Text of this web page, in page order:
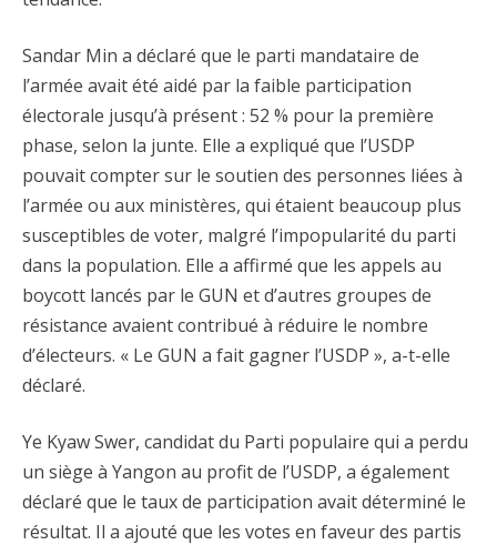
Sandar Min a déclaré que le parti mandataire de
l’armée avait été aidé par la faible participation
électorale jusqu’à présent : 52 % pour la première
phase, selon la junte. Elle a expliqué que l’USDP
pouvait compter sur le soutien des personnes liées à
l’armée ou aux ministères, qui étaient beaucoup plus
susceptibles de voter, malgré l’impopularité du parti
dans la population. Elle a affirmé que les appels au
boycott lancés par le GUN et d’autres groupes de
résistance avaient contribué à réduire le nombre
d’électeurs. « Le GUN a fait gagner l’USDP », a-t-elle
déclaré.
Ye Kyaw Swer, candidat du Parti populaire qui a perdu
un siège à Yangon au profit de l’USDP, a également
déclaré que le taux de participation avait déterminé le
résultat. Il a ajouté que les votes en faveur des partis